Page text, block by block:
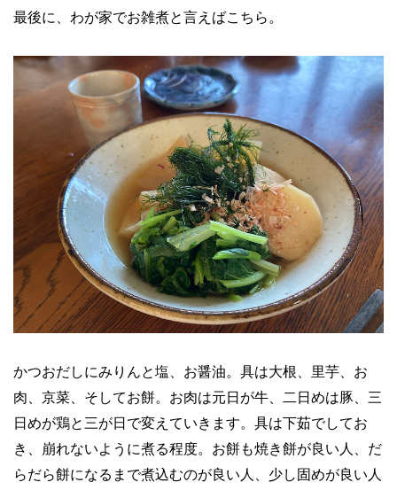
最後に、わが家でお雑煮と言えばこちら。
かつおだしにみりんと塩、お醤油。具は大根、里芋、お
肉、京菜、そしてお餅。お肉は元日が牛、二日めは豚、三
日めが鶏と三が日で変えていきます。具は下茹でしてお
き、崩れないように煮る程度。お餅も焼き餅が良い人、だ
らだら餅になるまで煮込むのが良い人、少し固めが良い人